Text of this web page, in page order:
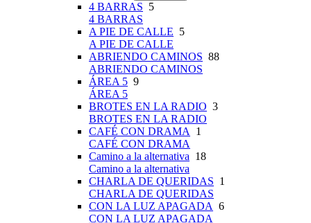
4 BARRAS 5
4 BARRAS
A PIE DE CALLE 5
A PIE DE CALLE
ABRIENDO CAMINOS 88
ABRIENDO CAMINOS
ÁREA 5 9
ÁREA 5
BROTES EN LA RADIO 3
BROTES EN LA RADIO
CAFÉ CON DRAMA
1
CAFÉ CON DRAMA
Camino a la alternativa 18
Camino a la alternativa
CHARLA DE QUERIDAS 1
CHARLA DE QUERIDAS
CON LA LUZ APAGADA 6
CON LA LUZ APAGADA